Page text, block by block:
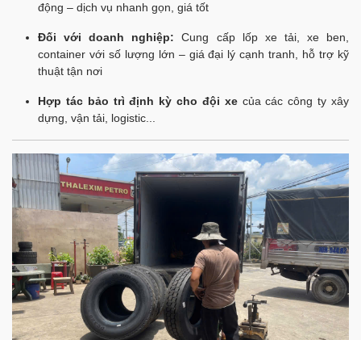
động – dịch vụ nhanh gọn, giá tốt
Đối với doanh nghiệp: Cung cấp lốp xe tải, xe ben,
container với số lượng lớn – giá đại lý cạnh tranh, hỗ trợ kỹ
thuật tận nơi
Hợp tác bảo trì định kỳ cho đội xecủa các công ty xây
dựng, vận tải, logistic...